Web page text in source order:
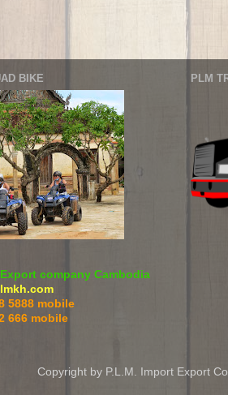
BIKE
company Cambodia
5888 mobile
666 mobile
PLM
Copyright by P.L.M. Import Export